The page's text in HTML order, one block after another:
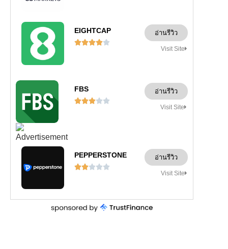
EIGHTCAP

อ่านรีวิว
Visit Site
FBS

อ่านรีวิว
Visit Site
PEPPERSTONE

อ่านรีวิว
Visit Site